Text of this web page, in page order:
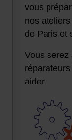
vous
nos
de Paris et
Vous serez
aider.